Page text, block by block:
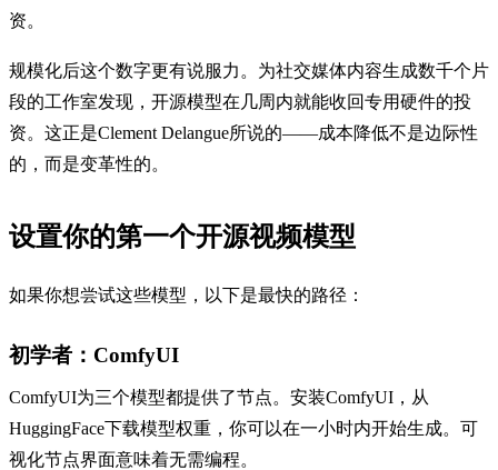
资。
规模化后这个数字更有说服力。为社交媒体内容生成数千个片
段的工作室发现，开源模型在几周内就能收回专用硬件的投
资。这正是Clement Delangue所说的——成本降低不是边际性
的，而是变革性的。
设置你的第一个开源视频模型
如果你想尝试这些模型，以下是最快的路径：
初学者：ComfyUI
ComfyUI为三个模型都提供了节点。安装ComfyUI，从
HuggingFace下载模型权重，你可以在一小时内开始生成。可
视化节点界面意味着无需编程。